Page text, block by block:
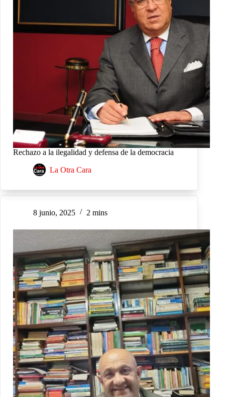
Rechazo a la ilegalidad y defensa de la democracia
La Otra Cara
8 junio, 2025 2 mins